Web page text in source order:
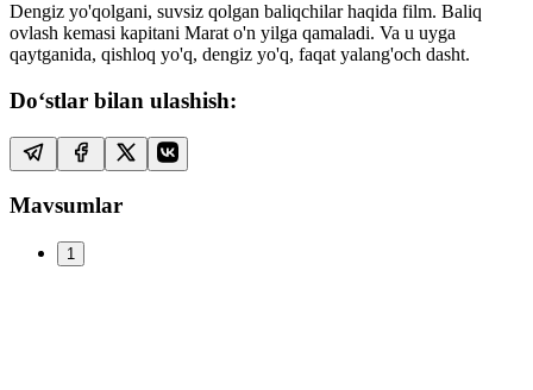
Dengiz yo'qolgani, suvsiz qolgan baliqchilar haqida film. Baliq
ovlash kemasi kapitani Marat o'n yilga qamaladi. Va u uyga
qaytganida, qishloq yo'q, dengiz yo'q, faqat yalang'och dasht.
Do‘stlar bilan ulashish:
Mavsumlar
1